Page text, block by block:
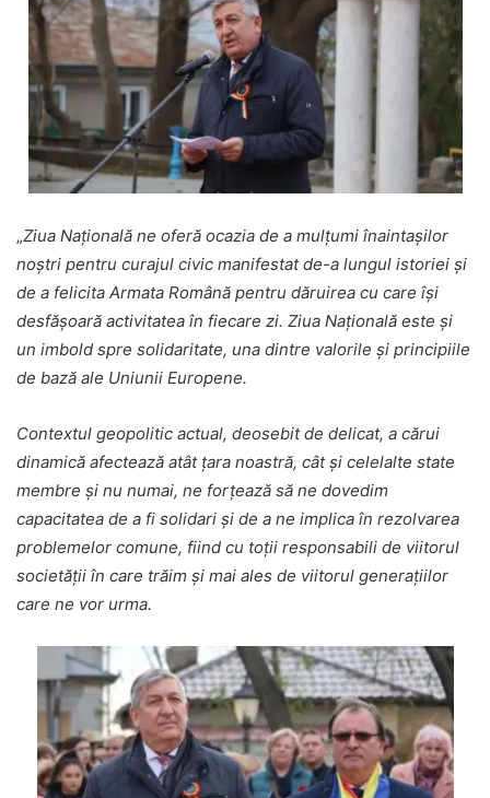
„Ziua Naţională ne oferă ocazia de a mulțumi înaintaşilor
noștri pentru curajul civic manifestat de-a lungul istoriei și
de a felicita Armata Română pentru dăruirea cu care își
desfășoară activitatea în fiecare zi. Ziua Națională este și
un imbold spre solidaritate, una dintre valorile și principiile
de bază ale Uniunii Europene.
Contextul geopolitic actual, deosebit de delicat, a cărui
dinamică afectează atât țara noastră, cât şi celelalte state
membre și nu numai, ne forţează să ne dovedim
capacitatea de a fi solidari şi de a ne implica în rezolvarea
problemelor comune, fiind cu toţii responsabili de viitorul
societăţii în care trăim și mai ales de viitorul generațiilor
care ne vor urma.